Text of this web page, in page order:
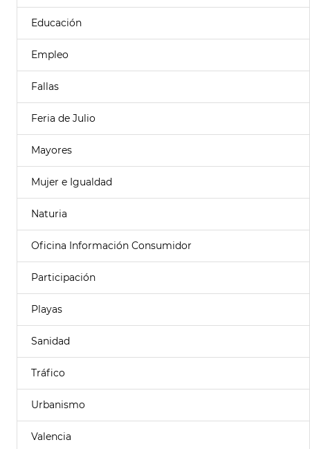
Educación
Empleo
Fallas
Feria de Julio
Mayores
Mujer e Igualdad
Naturia
Oficina Información Consumidor
Participación
Playas
Sanidad
Tráfico
Urbanismo
Valencia